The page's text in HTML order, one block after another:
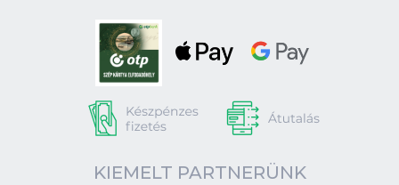
KIEMELT PARTNERÜNK